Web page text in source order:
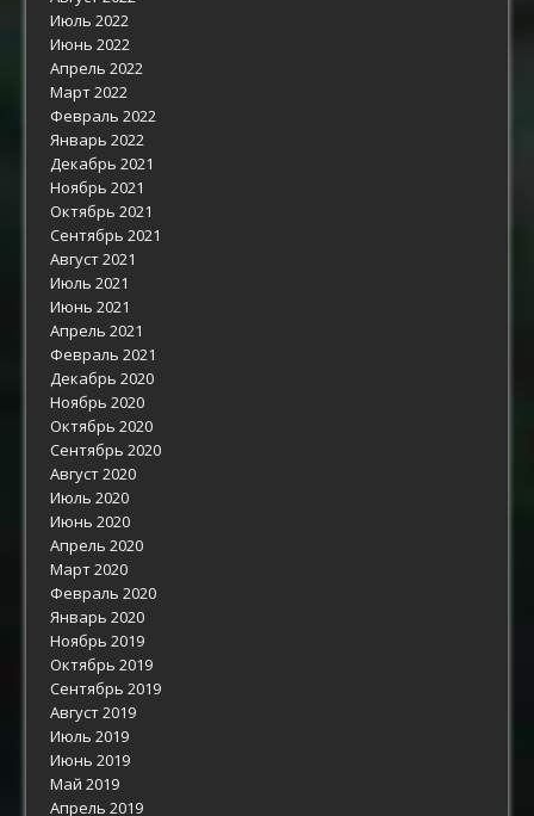
Июль 2022
Июнь 2022
Апрель 2022
Март 2022
Февраль 2022
Январь 2022
Декабрь 2021
Ноябрь 2021
Октябрь 2021
Сентябрь 2021
Август 2021
Июль 2021
Июнь 2021
Апрель 2021
Февраль 2021
Декабрь 2020
Ноябрь 2020
Октябрь 2020
Сентябрь 2020
Август 2020
Июль 2020
Июнь 2020
Апрель 2020
Март 2020
Февраль 2020
Январь 2020
Ноябрь 2019
Октябрь 2019
Сентябрь 2019
Август 2019
Июль 2019
Июнь 2019
Май 2019
Апрель 2019